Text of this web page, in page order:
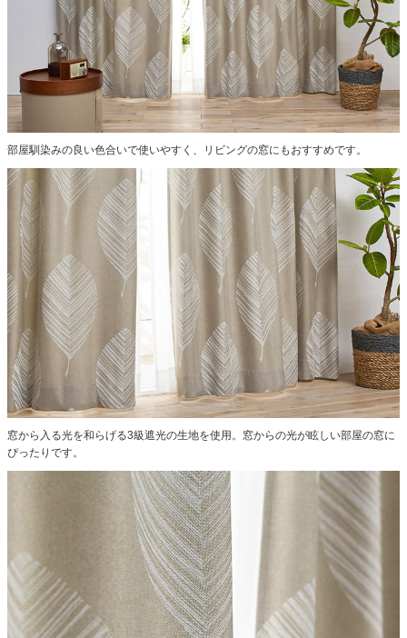
部屋馴染みの良い色合いで使いやすく、リビングの窓にもおすすめです。
窓から入る光を和らげる3級遮光の生地を使用。窓からの光が眩しい部屋の窓に
ぴったりです。